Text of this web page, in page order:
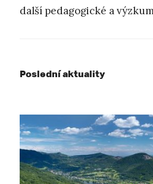
další pedagogické a
Poslední aktuality